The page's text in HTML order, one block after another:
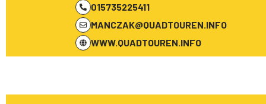
015735225411
MANCZAK@QUADTOUREN.INFO
WWW.QUADTOUREN.INFO